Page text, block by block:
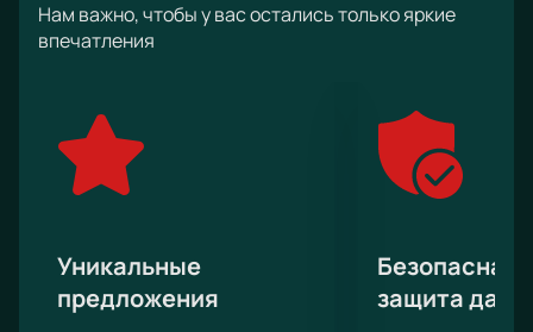
Нам важно, чтобы у вас остались только яркие
впечатления
Уникальные
предложения
Безопасная
защита